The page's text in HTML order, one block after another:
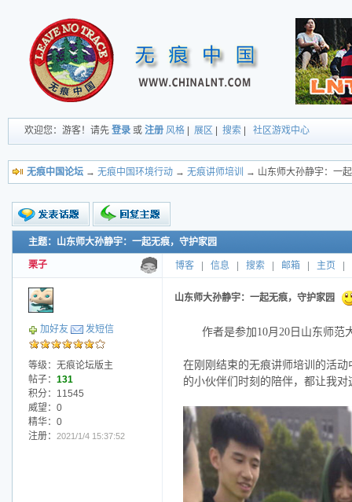
欢迎您：游客！请先 登录 或 注册 风格 展区 搜索 社区游戏中心
无痕中国论坛 → 无痕中国环境行动 → 无痕讲师培训 → 山东师大孙静宇：一
新的主题
投票帖
交易帖
小字报
主题：山东师大孙静宇：一起无痕，守护家园
栗子 博客 信息 搜索 邮箱 主页
加好友 发短信
等级：无痕论坛版主
帖子： 131
积分：11545
威望：0
精华：0
注册： 2021/1/4 15:37:52
山东师大孙静宇：一起无痕，守护家园
作者是参加10月20日山东师范
在刚刚结束的无痕讲师培训的活
的小伙伴们时刻的陪伴，都让我